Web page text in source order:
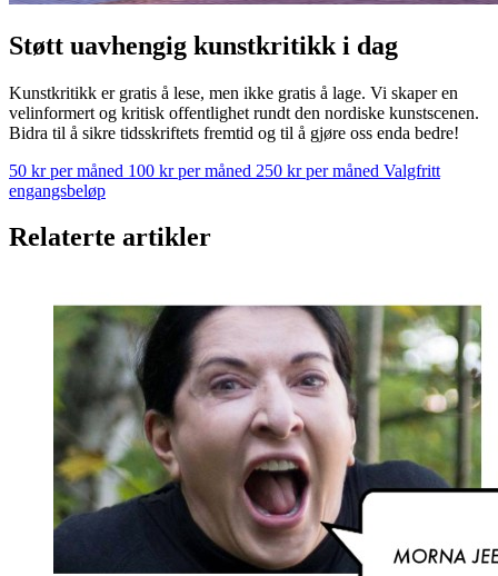
Støtt uavhengig kunstkritikk i dag
Kunstkritikk er gratis å lese, men ikke gratis å lage. Vi skaper en
velinformert og kritisk offentlighet rundt den nordiske kunstscenen.
Bidra til å sikre tidsskriftets fremtid og til å gjøre oss enda bedre!
50 kr per måned 100 kr per måned 250 kr per måned Valgfritt
engangsbeløp
Relaterte artikler